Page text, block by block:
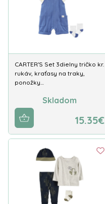
CARTER'S Set 3dielny tričko kr.
rukáv, kraťasy na traky,
ponožky…
Skladom
15.35€